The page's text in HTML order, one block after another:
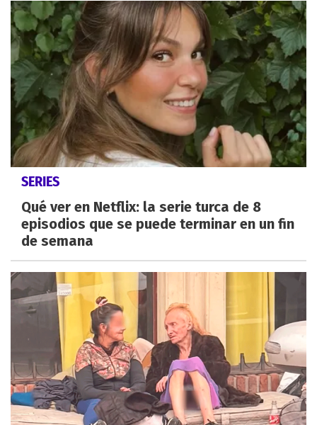
SERIES
Qué ver en Netflix: la serie turca de 8
episodios que se puede terminar en un fin
de semana